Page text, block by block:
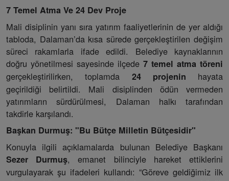
7 Temel Atma Ve 24 Dev Proje
Mali disiplinin yanı sıra yatırım faaliyetlerinin de yer aldığı
tabloda, Dalaman’da kısa sürede gerçekleştirilen değişim
süreci rakamlarla ifade edildi. Belediye kaynaklarının
doğru yönetilmesi sayesinde ilçede 7 temel atma töreni
gerçekleştirilirken, toplamda 24 projenin hayata
geçirildiği belirtildi. Mali disiplinden ödün vermeden
yatırımların sürdürülmesi, Dalaman halkı tarafından
takdirle karşılandı.
Başkan Durmuş: "Bu Bütçe Milletin Bütçesidir"
Konuyla ilgili açıklamalarda bulunan Belediye Başkanı
Sezer Durmuş, emanet bilinciyle hareket ettiklerini
vurgulayarak şu ifadeleri kullandı: “Göreve geldiğimiz ilk